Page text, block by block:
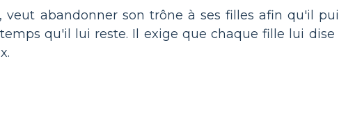
veut abandonner son trône à ses filles afin qu'il
qu'il lui reste. Il exige que chaque fille lui